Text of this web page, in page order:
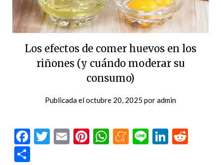
Los efectos de comer huevos en los
riñones (y cuándo moderar su
consumo)
Publicada eloctubre 20, 2025 poradmin
Facebook
Twitter
EmailPinterest
WhatsApp
Meneame
Line